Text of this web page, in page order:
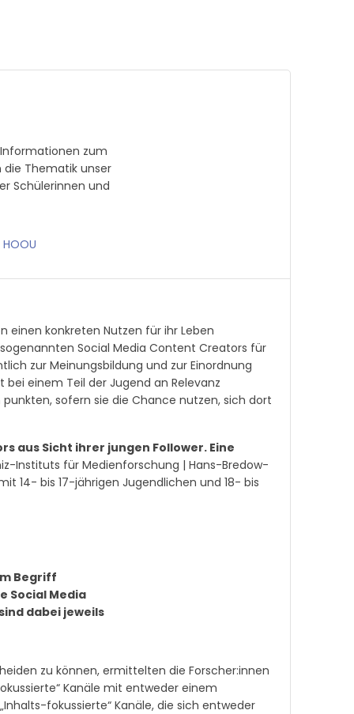
zum
die Thematik unser
Schülerinnen und
einen konkreten Nutzen für ihr Leben
Social Media Content Creators für
zur Meinungsbildung und zur Einordnung
einem Teil der Jugend an Relevanz
sofern sie die Chance nutzen, sich dort
aus Sicht ihrer jungen Follower. Eine
Instituts für Medienforschung | Hans-Bredow-
14- bis 17-jährigen Jugendlichen und 18- bis
Begriff
Social Media
dabei jeweils
zu können, ermittelten die Forscher:innen
Kanäle mit entweder einem
fokussierte“ Kanäle, die sich entweder